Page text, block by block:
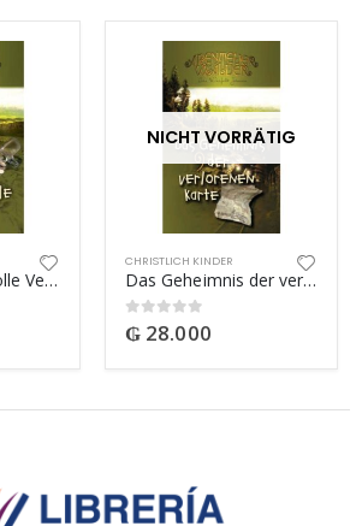
Das geheimnisvolle Versteck
NICHT VORRÄTIG
CHRISTLICH KINDER
Das Geheimnis der verlorenen Karte
0out of 5
₲ 28.000